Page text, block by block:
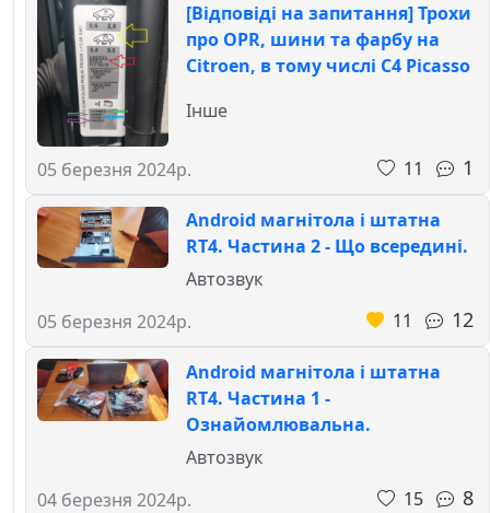
[Відповіді на запитання] Трохи
про OPR, шини та фарбу на
Citroen, в тому числі C4 Picasso
05 березня 2024р.
Інше
11 1
Android магнітола і штатна
RT4. Частина 2 - Що всередині.
05 березня 2024р.
Автозвук
11
12
Android магнітола і штатна
RT4. Частина 1 -
Ознайомлювальна.
04 березня 2024р.
Автозвук
15
8